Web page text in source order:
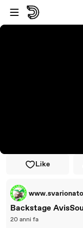
Vai al lettore
Passa al contenuto
Like
Backstage
20 anni fa